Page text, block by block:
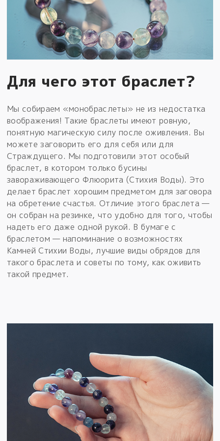
Для чего этот браслет?
Мы собираем «монобраслеты» не из недостатка
воображения! Такие браслеты имеют ровную,
понятную магическую силу после оживления. Вы
можете заговорить его для себя или для
Страждущего. Мы подготовили этот особый
браслет, в котором только бусины
завораживающего Флюорита (Стихия Воды). Это
делает браслет хорошим предметом для заговора
на обретение счастья. Отличие этого браслета —
он собран на резинке, что удобно для того, чтобы
надеть его даже одной рукой. В бумаге с
браслетом — напоминание о возможностях
Камней Стихии Воды, лучшие виды обрядов для
такого браслета и советы по тому, как оживить
такой предмет.